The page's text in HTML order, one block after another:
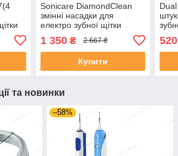
Sonicare DiamondClean
змінні насадки для
електро зубної щітки
BrushSync 8 шт.
1 350₴ 2 667 ₴
Купити
520
та новинки
–58%